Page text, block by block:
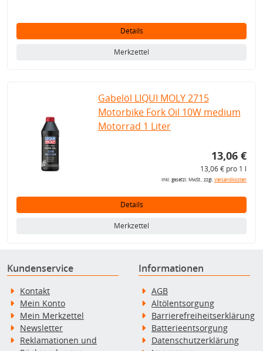
Details
Merkzettel
Gabelöl LIQUI MOLY 2715
Motorbike Fork Oil 10W medium
Motorrad 1 Liter
13,06 €
13,06 € pro 1 l
inkl. gesetzl. MwSt., zzgl.Versandkosten
Details
Merkzettel
Kundenservice
Kontakt
Mein Konto
Mein Merkzettel
Newsletter
Reklamationen und
Informationen
AGB
Altölentsorgung
Barrierefreiheitserklärung
Batterieentsorgung
Datenschutzerklärung